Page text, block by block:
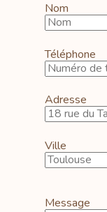
Nom
Téléphone
Adresse
Ville
Message